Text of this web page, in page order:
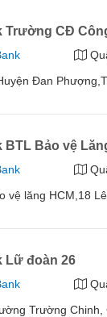
Trường CĐ
Đan
BTL Bảo vệ
vệ lăng HCM,18
Lữ đoàn 26
Trường